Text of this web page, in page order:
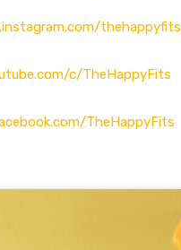
thehappyfits
c/TheHappyFits
TheHappyFits